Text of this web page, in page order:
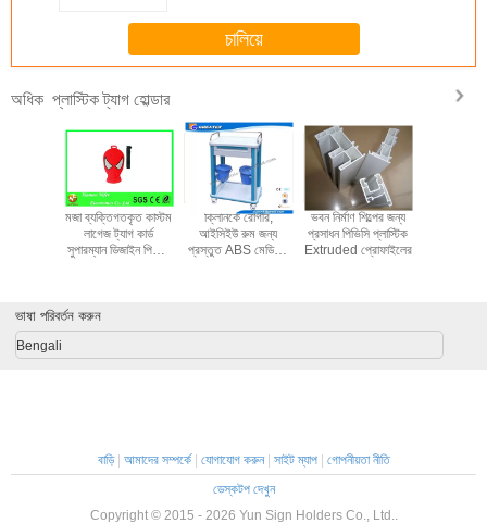
চালিয়ে
অধিক প্লাস্টিক ট্যাগ হোল্ডার
মজা ব্যক্তিগতকৃত কাস্টম
লাগেজ ট্যাগ কার্ড
সুপারম্যান ডিজাইন পিভিসি
ক্লিনিকে রোগীর,
আইসিইউ রুম জন্য
প্রস্তুত ABS মেডিসিন
ভবন নির্মাণ শিল্পের জন্য
প্রসাধন পিভিসি প্লাস্টিক
Extruded প্রোফাইলের
ভাষা পরিবর্তন করুন
Bengali
বাড়ি| আমাদের সম্পর্কে| যোগাযোগ করুন| সাইট ম্যাপ| গোপনীয়তা নীতি
ডেস্কটপ দেখুন
Copyright © 2015 - 2026 Yun Sign Holders Co., Ltd..